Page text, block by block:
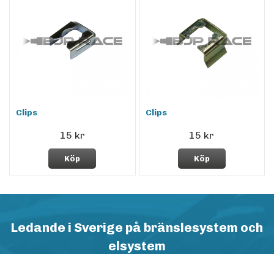
Clips
15 kr
Köp
Clips
15 kr
Köp
Ledande i Sverige på bränslesystem och
elsystem